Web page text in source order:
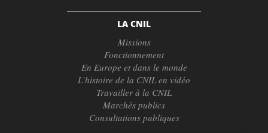
LA CNIL
Missions
Fonctionnement
En Europe et dans le monde
L’histoire de la CNIL en vidéo
Travailler à la CNIL
Marchés publics
Consultations publiques